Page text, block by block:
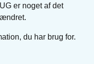
er noget af det
du har brug for.